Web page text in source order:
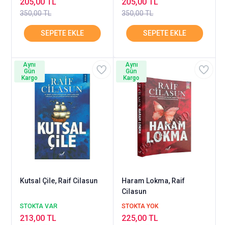
350,00 TL 350,00 TL
Kutsal Çile, Raif Cilasun
STOKTA VAR
213,00 TL
Aynı
Gün
Kargo
Haram Lokma, Raif
Cilasun
STOKTA YOK
225,00 TL
Aynı
Gün
Kargo